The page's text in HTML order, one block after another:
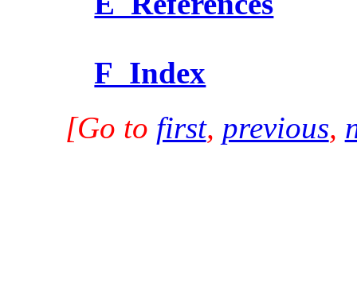
F Index
[Go to first, previous,